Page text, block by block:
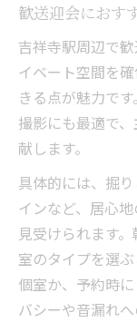
歓送迎会におす
吉祥寺駅周辺で
イベート空間を
きる点が魅力で
撮影にも最適で
献します。
具体的には、掘
インなど、居心
見受けられます
室のタイプを選
個室か、予約時
バシーや音漏れへ